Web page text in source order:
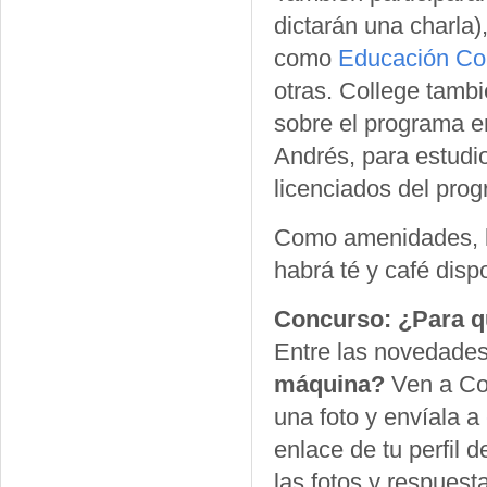
dictarán una
como Educación
otras. College
sobre el programa
Andrés, para
licenciados del
Como
habrá té y café
Concurso: ¿Para
Entre las
máquina? Ven a
una foto y envíala a
enlace de tu perfil